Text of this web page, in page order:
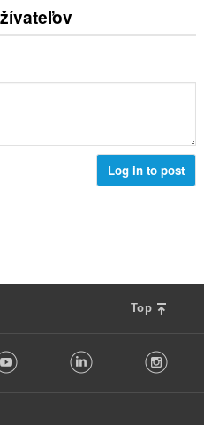
Log in to post
Top
Youtube LinkedIn